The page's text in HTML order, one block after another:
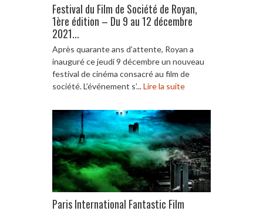
Festival du Film de Société de Royan,
1ère édition – Du 9 au 12 décembre
2021...
Après quarante ans d’attente, Royan a
inauguré ce jeudi 9 décembre un nouveau
festival de cinéma consacré au film de
société. L’événement s’...Lire la suite
Paris International Fantastic Film